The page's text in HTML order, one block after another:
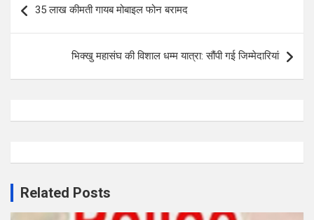
navigation
35 लाख कीमती गायब मोबाइल फोन बरामद
भिक्खु महासंघ की विशाल धम्म यात्रा: सौंपी गई जिम्मेदारियां
Related Posts